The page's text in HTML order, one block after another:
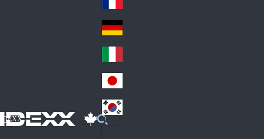
IDEXX
d
Fra
nc
e
Ge
an
y
Ital
y
Jap
an
Ko